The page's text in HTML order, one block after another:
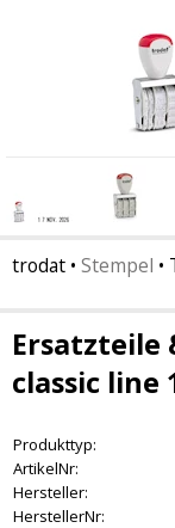
trodat • Stempel •
classic line
Produkttyp:
ArtikelNr:
Hersteller:
HerstellerNr: